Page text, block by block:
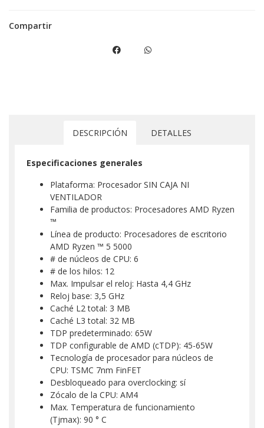
Compartir
DESCRIPCIÓN DETALLES
Especificaciones generales
Plataforma: Procesador SIN CAJA NI
VENTILADOR
Familia de productos: Procesadores AMD Ryzen
™
Línea de producto: Procesadores de escritorio
AMD Ryzen ™ 5 5000
# de núcleos de CPU: 6
# de los hilos: 12
Max. Impulsar el reloj: Hasta 4,4 GHz
Reloj base: 3,5 GHz
Caché L2 total: 3 MB
Caché L3 total: 32 MB
TDP predeterminado: 65W
TDP configurable de AMD (cTDP): 45-65W
Tecnología de procesador para núcleos de
CPU: TSMC 7nm FinFET
Desbloqueado para overclocking: sí
Zócalo de la CPU: AM4
Max. Temperatura de funcionamiento
(Tjmax): 90 ° C